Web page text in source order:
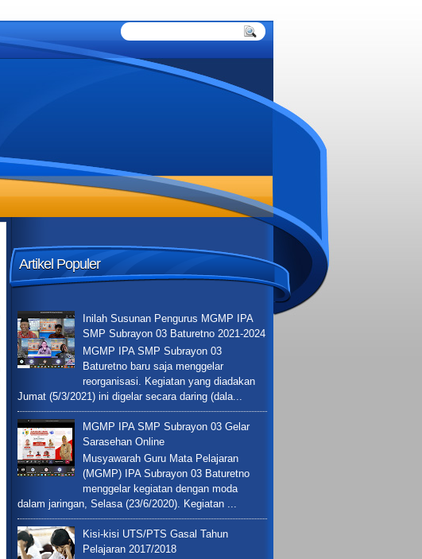
Artikel Populer
Inilah Susunan Pengurus MGMP IPA
SMP Subrayon 03 Baturetno 2021-2024
MGMP IPA SMP Subrayon 03
Baturetno baru saja menggelar
reorganisasi. Kegiatan yang diadakan
Jumat (5/3/2021) ini digelar secara daring (dala...
MGMP IPA SMP Subrayon 03 Gelar
Sarasehan Online
Musyawarah Guru Mata Pelajaran
(MGMP) IPA Subrayon 03 Baturetno
menggelar kegiatan dengan moda
dalam jaringan, Selasa (23/6/2020). Kegiatan ...
Kisi-kisi UTS/PTS Gasal Tahun
Pelajaran 2017/2018